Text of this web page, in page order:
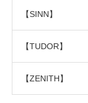
【SINN】
【TUDOR】
【ZENITH】